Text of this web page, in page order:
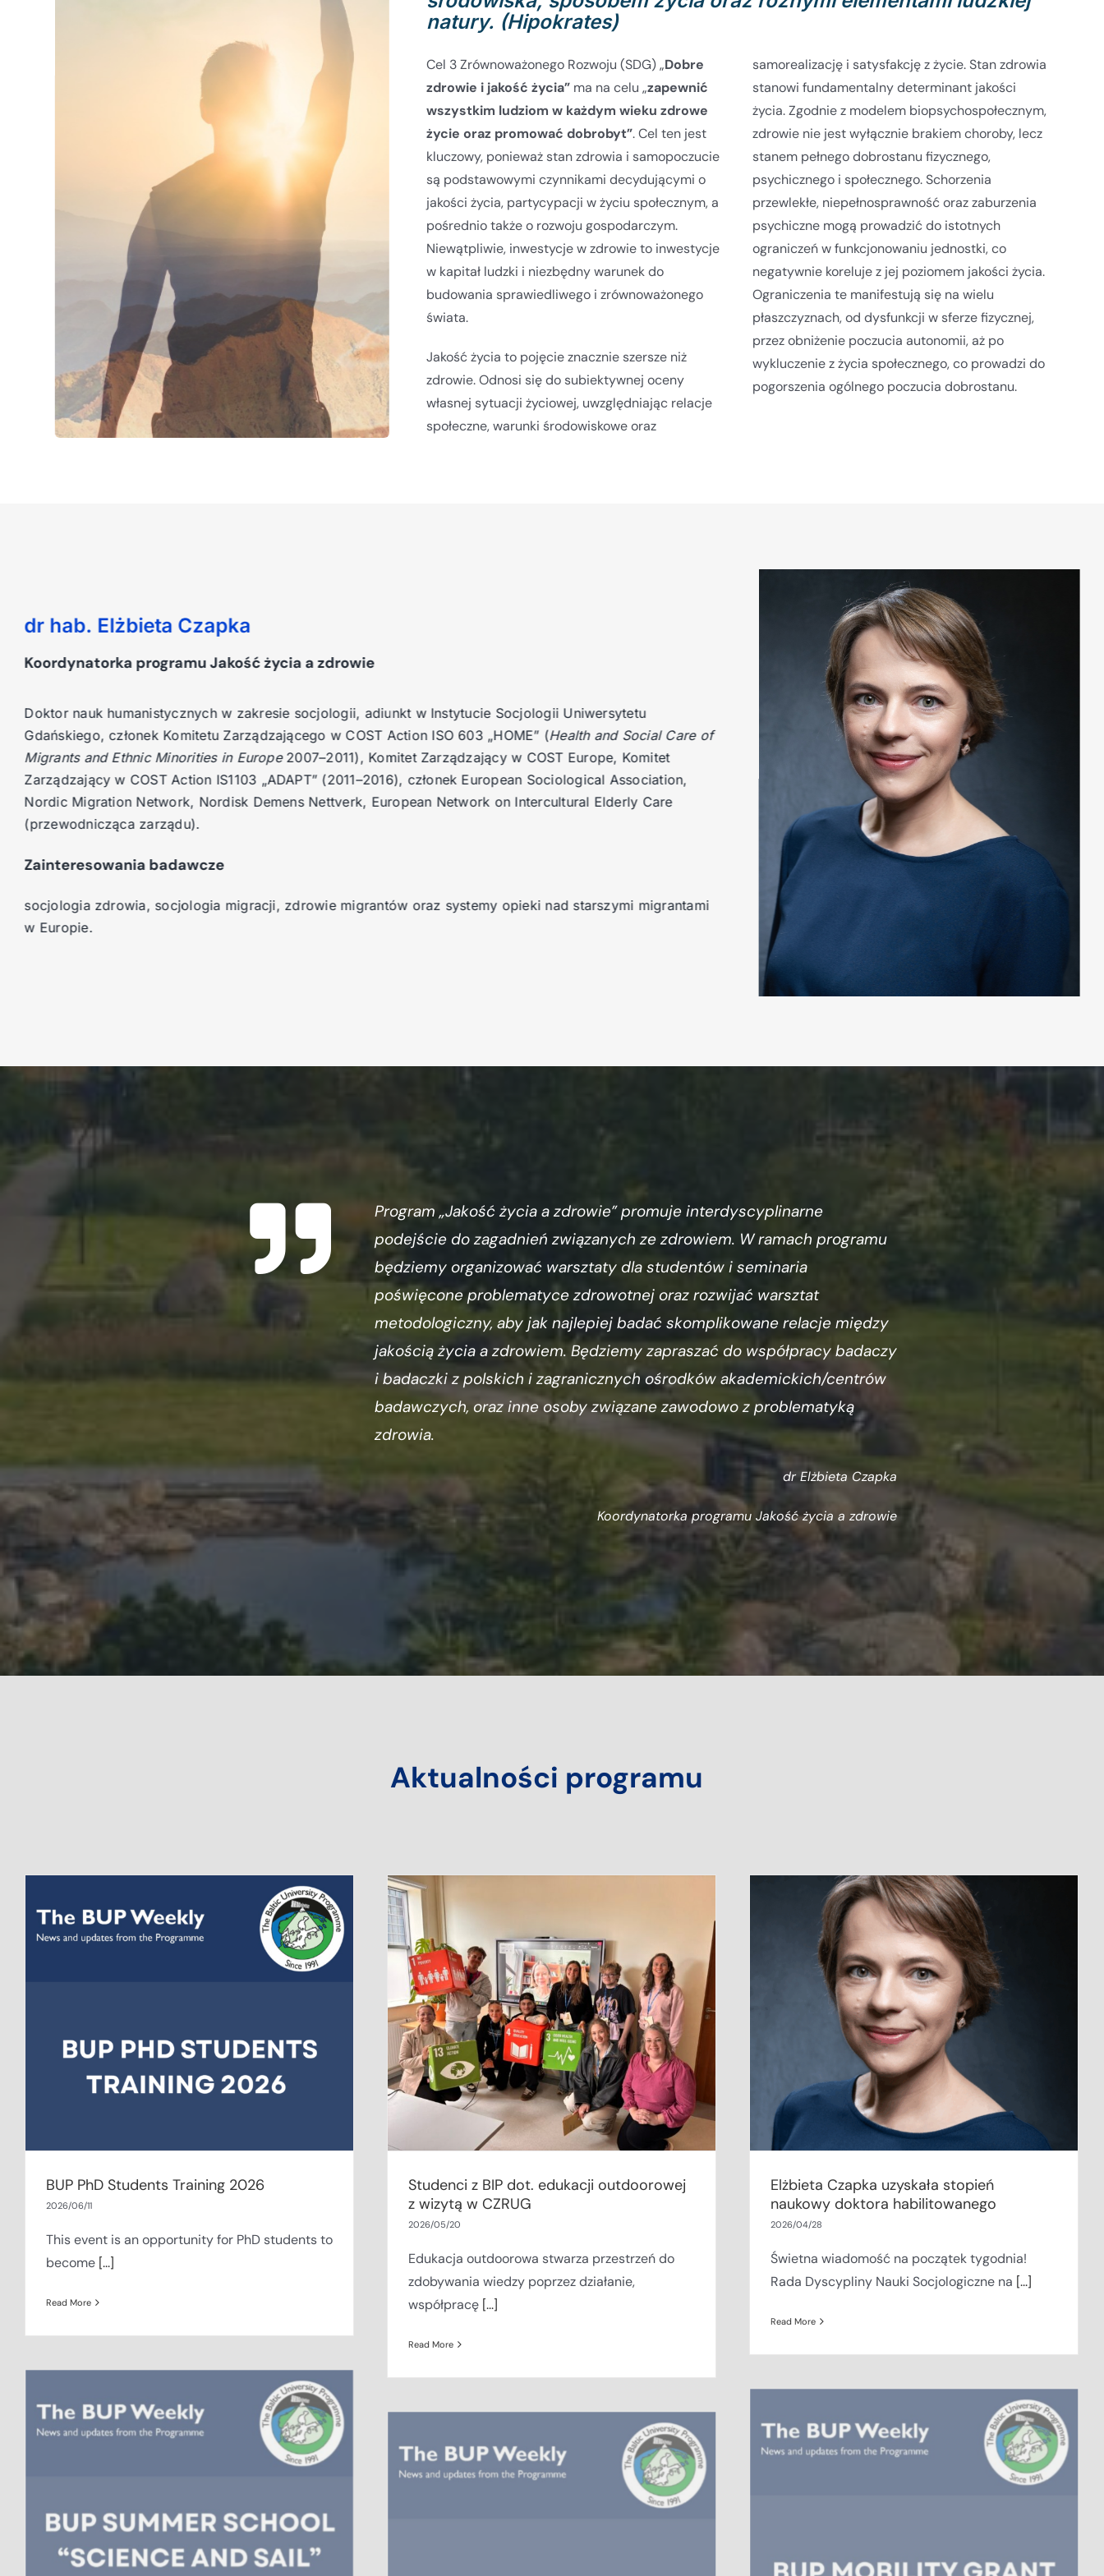
środowiska, sposobem życia oraz różnymi elementami ludzkiej
natury. (Hipokrates)
Cel 3 Zrównoważonego Rozwoju (SDG) „ Dobre
zdrowie i jakość życia
” ma na celu „
zapewnić
wszystkim ludziom w każdym wieku zdrowe
życie oraz promować dobrobyt” . Cel ten jest
kluczowy, ponieważ stan zdrowia i samopoczucie
są podstawowymi czynnikami decydującymi o
jakości życia, partycypacji w życiu społecznym, a
pośrednio także o rozwoju gospodarczym.
Niewątpliwie, inwestycje w zdrowie to inwestycje
w kapitał ludzki i niezbędny warunek do
budowania sprawiedliwego i zrównoważonego
Jakość życia to pojęcie znacznie szersze niż
zdrowie. Odnosi się do subiektywnej oceny
własnej sytuacji życiowej, uwzględniając relacje
samorealizację i satysfakcję z życie. Stan zdrowia
stanowi fundamentalny determinant jakości
życia. Zgodnie z modelem biopsychospołecznym,
zdrowie nie jest wyłącznie brakiem choroby, lecz
stanem pełnego dobrostanu fizycznego,
psychicznego i społecznego. Schorzenia
przewlekłe, niepełnosprawność oraz zaburzenia
psychiczne mogą prowadzić do istotnych
ograniczeń w funkcjonowaniu jednostki, co
negatywnie koreluje z jej poziomem jakości życia.
Ograniczenia te manifestują się na wielu
płaszczyznach, od dysfunkcji w sferze fizycznej,
przez obniżenie poczucia autonomii, aż po
wykluczenie z życia społecznego, co prowadzi do
dr hab. Elżbieta Czapka
Koordynatorka programu Jakość życia a zdrowie
Doktor nauk humanistycznych w zakresie socjologii, adiunkt w Instytucie Socjologii Uniwersytetu
Gdańskiego, członek Komitetu Zarządzającego w COST Action ISO 603 „HOME” (Health and Social Care of
Migrants and Ethnic Minorities in Europe2007–2011), Komitet Zarządzający w COST Europe, Komitet
Zarządzający w COST Action IS1103 „ADAPT” (2011–2016), członek European Sociological Association,
Nordic Migration Network, Nordisk Demens Nettverk, European Network on Intercultural Elderly Care
(przewodnicząca zarządu).
Zainteresowania badawcze
socjologia zdrowia,socjologia migracji, zdrowie migrantów oraz systemy opieki nad starszymi migrantami
w Europie.
Program „Jakość życia a zdrowie” promuje interdyscyplinarne
podejście do zagadnień związanych ze zdrowiem. W ramach programu
będziemy organizować warsztaty dla studentów i seminaria
poświęcone problematyce zdrowotnej oraz rozwijać warsztat
metodologiczny, aby jak najlepiej badać skomplikowane relacje między
jakością życia a zdrowiem. Będziemy zapraszać do współpracy badaczy
i badaczki z polskich i zagranicznych ośrodków akademickich/centrów
badawczych, oraz inne osoby związane zawodowo z problematyką
zdrowia.
dr Elżbieta Czapka
Koordynatorka programu Jakość życia a zdrowie
Aktualności programu
BUP PhD Students Training 2026
2026/06/11
This event is an opportunity for PhD students to
become[...]
Read More
z wizytą w CZRUG
Studenci z BIP dot. edukacji outdoorowej
z wizytą w CZRUG
2026/05/20
Edukacja outdoorowa stwarza przestrzeń do
zdobywania wiedzy poprzez działanie,
współpracę[...]
Read More
Elżbieta Czapka uzyskała stopień
naukowy doktora habilitowanego
Elżbieta Czapka uzyskała stopień
naukowy doktora habilitowanego
2026/04/28
Świetna wiadomość na początek tygodnia!
Rada Dyscypliny Nauki Socjologiczne na [...]
Read More
BUP Weekly, week 16